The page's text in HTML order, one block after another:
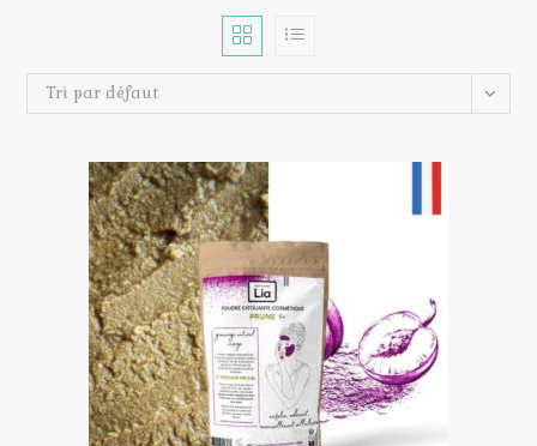
Tri par défaut